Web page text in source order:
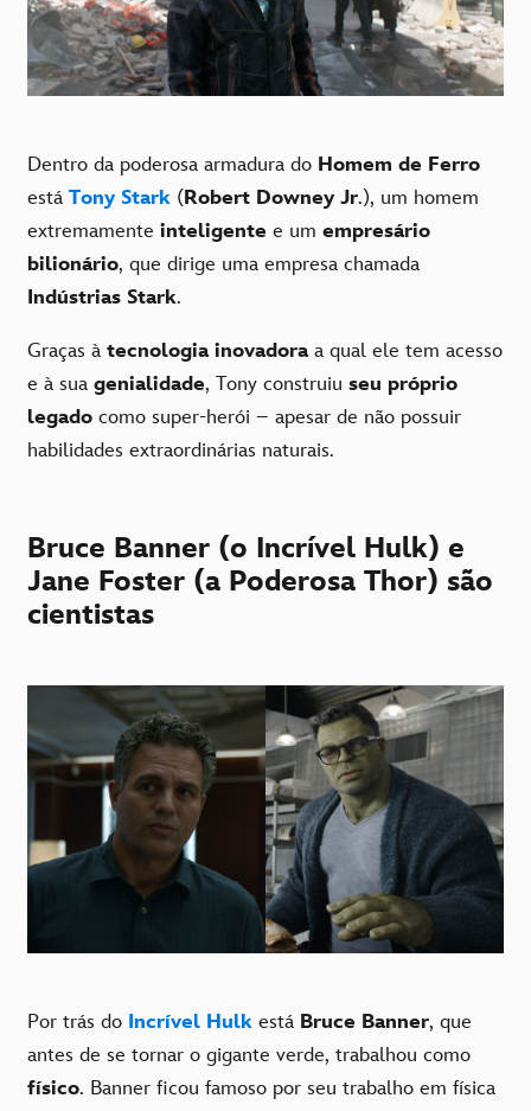
Dentro da poderosa armadura do Homem de Ferro
está Tony Stark (Robert Downey Jr.), um homem
extremamente inteligente e um empresário
bilionário, que dirige uma empresa chamada
Indústrias Stark.
Graças à tecnologia inovadora a qual ele tem acesso
e à sua genialidade, Tony construiu seu próprio
legado como super-herói – apesar de não possuir
habilidades extraordinárias naturais.
Bruce Banner (o Incrível Hulk) e
Jane Foster (a Poderosa Thor) são
cientistas
Por trás do Incrível Hulk está Bruce Banner, que
antes de se tornar o gigante verde, trabalhou como
físico. Banner ficou famoso por seu trabalho em física